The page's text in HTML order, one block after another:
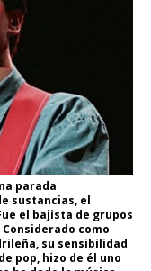
parada
sustancias, el
el bajista de grupos
como
su sensibilidad
pop, hizo de él uno